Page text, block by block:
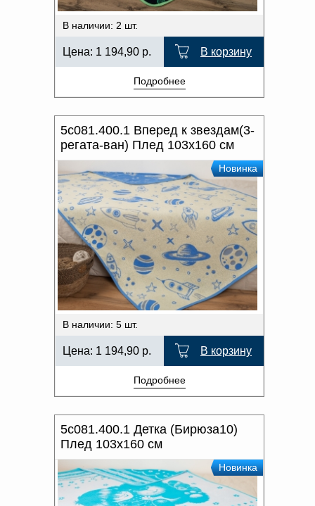
В наличии: 2 шт.
Цена: 1 194,90 р. В корзину
Подробнее
5с081.400.1 Вперед к звездам(3-
регата-ван) Плед 103х160 см
Новинка
В наличии: 5 шт.
Цена: 1 194,90 р. В корзину
Подробнее
5с081.400.1 Детка (Бирюза10)
Плед 103х160 см
Новинка